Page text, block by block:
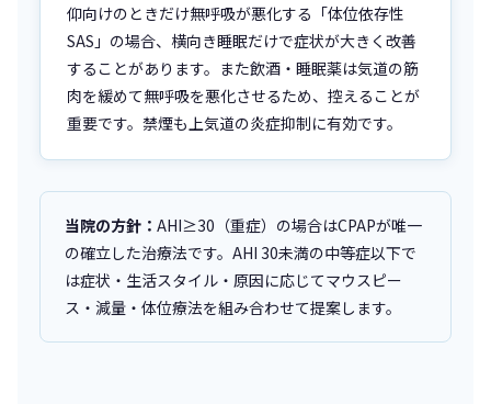
仰向けのときだけ無呼吸が悪化する「体位依存性
SAS」の場合、横向き睡眠だけで症状が大きく改善
することがあります。また飲酒・睡眠薬は気道の筋
肉を緩めて無呼吸を悪化させるため、控えることが
重要です。禁煙も上気道の炎症抑制に有効です。
当院の方針： AHI≥30（重症）の場合はCPAPが唯一
の確立した治療法です。AHI 30未満の中等症以下で
は症状・生活スタイル・原因に応じてマウスピー
ス・減量・体位療法を組み合わせて提案します。